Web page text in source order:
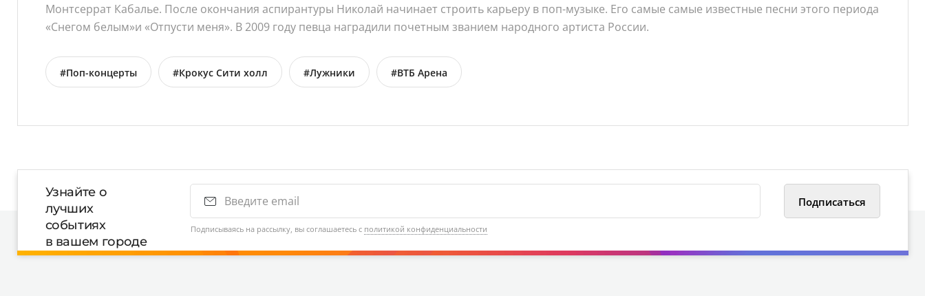
Монтсеррат Кабалье. После окончания аспирантуры Николай начинает строить карьеру в поп-музыке. Его самые самые известные песни этого периода
«Снегом белым»и «Отпусти меня». В 2009 году певца наградили почетным званием народного артиста России.
#Поп-концерты #Крокус Сити холл #Лужники #ВТБ Арена
Узнайте о
лучших
событиях
в вашем городе
Подписываясь на рассылку, вы соглашаетесь с политикой конфиденциальности